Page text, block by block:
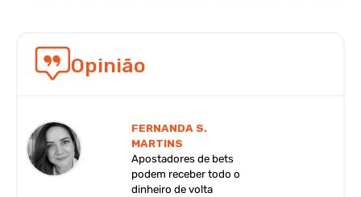
Opinião
FERNANDA S.
MARTINS
Apostadores de bets
podem receber todo o
dinheiro de volta